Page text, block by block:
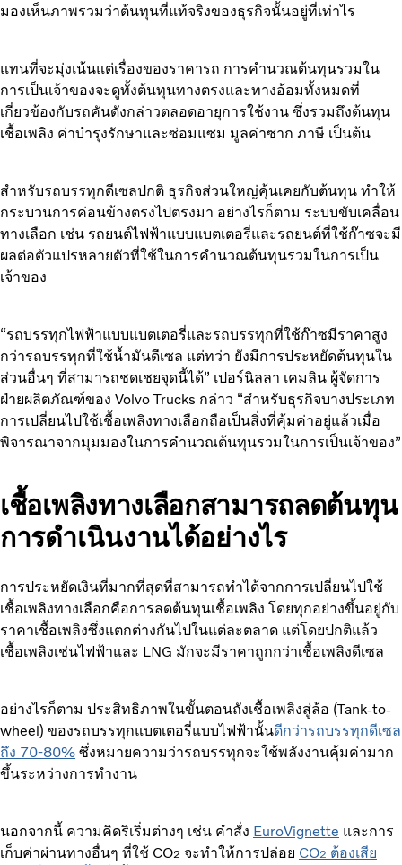
มองเห็นภาพรวมว่าต้นทุนที่แท้จริงของธุรกิจนั้นอยู่ที่เท่าไร
แทนที่จะมุ่งเน้นแต่เรื่องของราคารถ การคำนวณต้นทุนรวมใน
การเป็นเจ้าของจะดูทั้งต้นทุนทางตรงและทางอ้อมทั้งหมดที่
เกี่ยวข้องกับรถคันดังกล่าวตลอดอายุการใช้งาน ซึ่งรวมถึงต้นทุน
เชื้อเพลิง ค่าบำรุงรักษาและซ่อมแซม มูลค่าซาก ภาษี เป็นต้น
สำหรับรถบรรทุกดีเซลปกติ ธุรกิจส่วนใหญ่คุ้นเคยกับต้นทุน ทำให้
กระบวนการค่อนข้างตรงไปตรงมา อย่างไรก็ตาม ระบบขับเคลื่อน
ทางเลือก เช่น รถยนต์ไฟฟ้าแบบแบตเตอรี่และรถยนต์ที่ใช้ก๊าซจะมี
ผลต่อตัวแปรหลายตัวที่ใช้ในการคำนวณต้นทุนรวมในการเป็น
เจ้าของ
“รถบรรทุกไฟฟ้าแบบแบตเตอรี่และรถบรรทุกที่ใช้ก๊าซมีราคาสูง
กว่ารถบรรทุกที่ใช้น้ำมันดีเซล แต่ทว่า ยังมีการประหยัดต้นทุนใน
ส่วนอื่นๆ ที่สามารถชดเชยจุดนี้ได้” เปอร์นิลลา เคมลิน ผู้จัดการ
ฝ่ายผลิตภัณฑ์ของ Volvo Trucks กล่าว “สำหรับธุรกิจบางประเภท
การเปลี่ยนไปใช้เชื้อเพลิงทางเลือกถือเป็นสิ่งที่คุ้มค่าอยู่แล้วเมื่อ
พิจารณาจากมุมมองในการคำนวณต้นทุนรวมในการเป็นเจ้าของ”
เชื้อเพลิงทางเลือกสามารถลดต้นทุน
การดำเนินงานได้อย่างไร
การประหยัดเงินที่มากที่สุดที่สามารถทำได้จากการเปลี่ยนไปใช้
เชื้อเพลิงทางเลือกคือการลดต้นทุนเชื้อเพลิง โดยทุกอย่างขึ้นอยู่กับ
ราคาเชื้อเพลิงซึ่งแตกต่างกันไปในแต่ละตลาด แต่โดยปกติแล้ว
เชื้อเพลิงเช่นไฟฟ้าและ LNG มักจะมีราคาถูกกว่าเชื้อเพลิงดีเซล
อย่างไรก็ตาม ประสิทธิภาพในขั้นตอนถังเชื้อเพลิงสู่ล้อ (Tank-to-
wheel) ของรถบรรทุกแบตเตอรี่แบบไฟฟ้านั้นดีกว่ารถบรรทุกดีเซล
ถึง 70-80% ซึ่งหมายความว่ารถบรรทุกจะใช้พลังงานคุ้มค่ามาก
ขึ้นระหว่างการทำงาน
นอกจากนี้ ความคิดริเริ่มต่างๆ เช่น คำสั่ง EuroVignette และการ
เก็บค่าผ่านทางอื่นๆ ที่ใช้ CO2 จะทำให้การปล่อย CO2 ต้องเสีย